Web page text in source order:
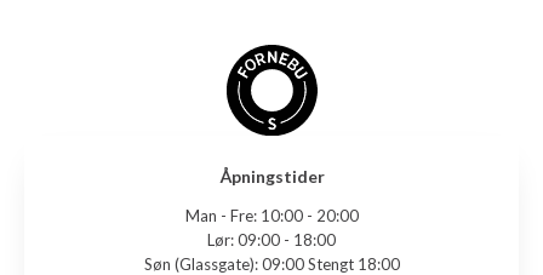
Åpningstider
Man - Fre: 10:00 - 20:00
Lør:09:00 - 18:00
Søn (Glassgate): 09:00 Stengt 18:00